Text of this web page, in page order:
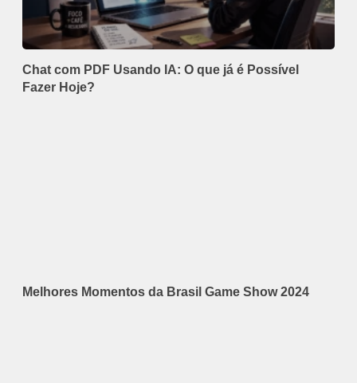
Chat com PDF Usando IA: O que já é Possível
Fazer Hoje?
Melhores Momentos da Brasil Game Show 2024